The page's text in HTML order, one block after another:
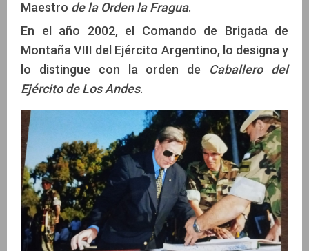
Maestro de la Orden la Fragua.
En el año 2002, el Comando de Brigada de
Montaña VIII del Ejército Argentino, lo designa y
lo distingue con la orden de Caballero del
Ejército de Los Andes.